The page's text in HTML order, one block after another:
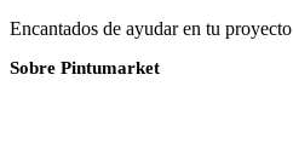
Encantados de ayudar en tu proyecto
Sobre Pintumarket